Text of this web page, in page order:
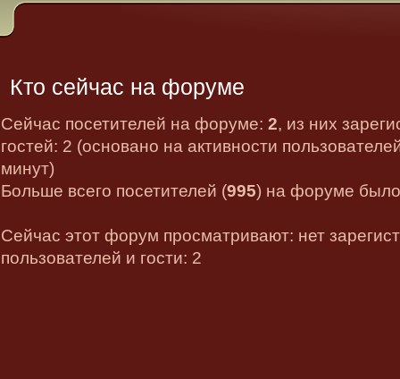
Кто сейчас на форуме
Сейчас посетителей на форуме: 2, из них
гостей: 2 (основано на активности
минут)
Больше всего посетителей (995) на форуме
Сейчас этот форум просматривают: нет
пользователей и гости: 2